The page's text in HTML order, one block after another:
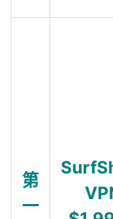
第
一